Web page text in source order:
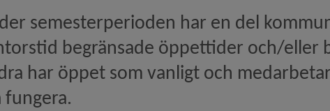
tillsatt för vissel­blåsar­funktion)
för visselblåsarfunktionen)
semesterperioden har en del
begränsade öppettider och/eller
har öppet som vanligt och
fungera.